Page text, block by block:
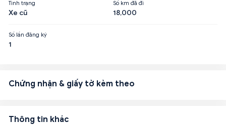
Tình trạng
Xe cũ
Số km đã đi
18,000
Số lần đăng ký
1
Chứng nhận & giấy tờ kèm theo
Thông tin khác